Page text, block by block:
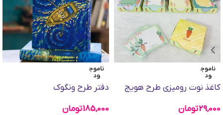
ناموج
ود
کاغذ نوت رومیزی طرح هویج
29,000تومان
ناموج
ود
دفتر طرح ونگوک
185,000تومان